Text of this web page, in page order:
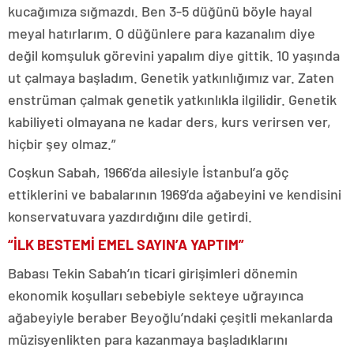
kucağımıza sığmazdı. Ben 3-5 düğünü böyle hayal
meyal hatırlarım. O düğünlere para kazanalım diye
değil komşuluk görevini yapalım diye gittik. 10 yaşında
ut çalmaya başladım. Genetik yatkınlığımız var. Zaten
enstrüman çalmak genetik yatkınlıkla ilgilidir. Genetik
kabiliyeti olmayana ne kadar ders, kurs verirsen ver,
hiçbir şey olmaz.”
Coşkun Sabah, 1966’da ailesiyle İstanbul’a göç
ettiklerini ve babalarının 1969’da ağabeyini ve kendisini
konservatuvara yazdırdığını dile getirdi.
“İLK BESTEMİ EMEL SAYIN’A YAPTIM”
Babası Tekin Sabah’ın ticari girişimleri dönemin
ekonomik koşulları sebebiyle sekteye uğrayınca
ağabeyiyle beraber Beyoğlu’ndaki çeşitli mekanlarda
müzisyenlikten para kazanmaya başladıklarını